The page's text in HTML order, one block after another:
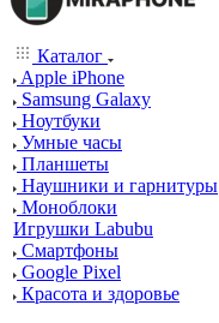
Каталог
Apple iPhone
Samsung Galaxy
Ноутбуки
Умные часы
Планшеты
Наушники и гарнитуры
Моноблоки
Игрушки Labubu
Смартфоны
Google Pixel
Красота и здоровье